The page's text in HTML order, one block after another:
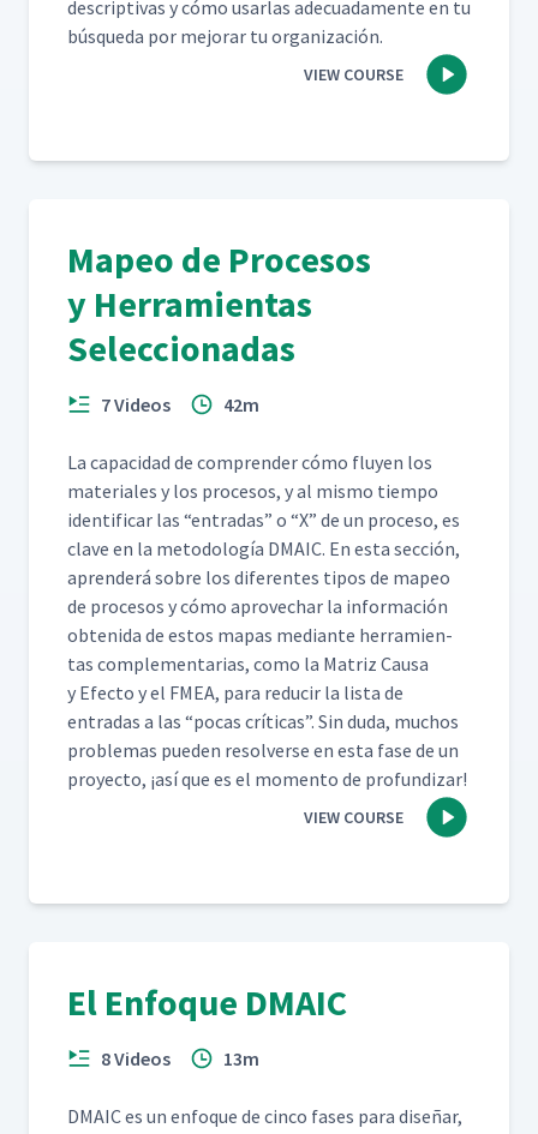
descrip­ti­vas y cómo usar­las ade­cuada­mente en tu
búsque­da por mejo­rar tu organización.
VIEW COURSE
Mapeo de Procesos
y Herramientas
Seleccionadas
7 Videos 42m
La capaci­dad de com­pren­der cómo fluyen los
mate­ri­ales y los pro­ce­sos, y al mis­mo tiem­po
iden­ti­ficar las “entradas” o “X” de un pro­ce­so, es
clave en la metodología DMA­IC. En esta sec­ción,
apren­derá sobre los difer­entes tipos de mapeo
de pro­ce­sos y cómo aprovechar la infor­ma­ción
obteni­da de estos mapas medi­ante her­ramien­
tas com­ple­men­tarias, como la Matriz Causa
y Efec­to y el FMEA, para reducir la lista de
entradas a las “pocas críti­cas”. Sin duda, muchos
prob­le­mas pueden resol­verse en esta fase de un
proyec­to, ¡así que es el momen­to de profundizar!
VIEW COURSE
El Enfoque DMAIC
8 Videos 13m
DMA­IC es un enfoque de cin­co fas­es para dis­eñar,